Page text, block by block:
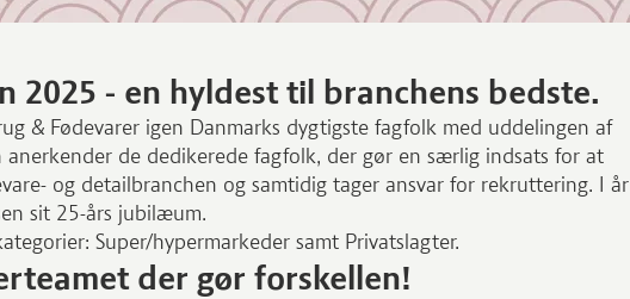
2025 - en hyldest til branchens bedste.
& Fødevarer igen Danmarks dygtigste fagfolk med uddelingen af
anerkender de dedikerede fagfolk, der gør en særlig indsats for at
og detailbranchen og samtidig tager ansvar for rekruttering. I år
sit 25-års jubilæum.
Super/hypermarkeder samt Privatslagter.
der gør forskellen!